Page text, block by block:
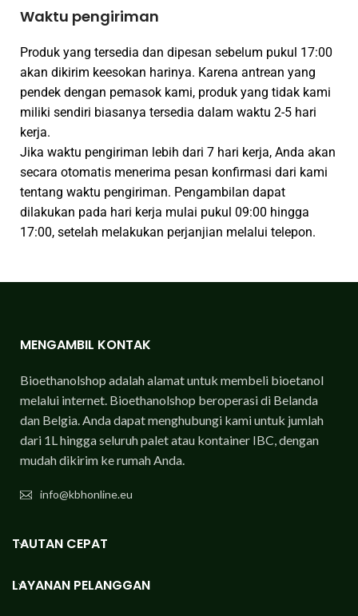
Waktu pengiriman
Produk yang tersedia dan dipesan sebelum pukul 17:00
akan dikirim keesokan harinya. Karena antrean yang
pendek dengan pemasok kami, produk yang tidak kami
miliki sendiri biasanya tersedia dalam waktu 2-5 hari
kerja.
Jika waktu pengiriman lebih dari 7 hari kerja, Anda akan
secara otomatis menerima pesan konfirmasi dari kami
tentang waktu pengiriman. Pengambilan dapat
dilakukan pada hari kerja mulai pukul 09:00 hingga
17:00, setelah melakukan perjanjian melalui telepon.
MENGAMBIL KONTAK
Bioethanolshop adalah alamat untuk membeli bioetanol
melalui internet. Bioethanolshop beroperasi di Belanda
dan Belgia. Anda dapat menghubungi kami untuk jumlah
dari 1L hingga seluruh palet atau kontainer IBC, dengan
mudah dikirim ke rumah Anda.
info@kbhonline.eu
TAUTAN CEPAT
LAYANAN PELANGGAN